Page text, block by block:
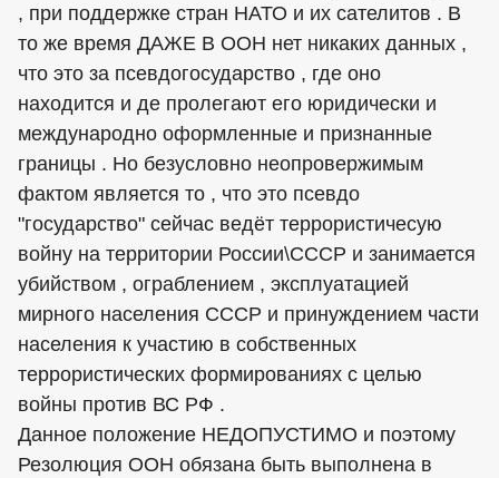
, при поддержке стран НАТО и их сателитов . В
то же время ДАЖЕ В ООН нет никаких данных ,
что это за псевдогосударство , где оно
находится и де пролегают его юридически и
международно оформленные и признанные
границы . Но безусловно неопровержимым
фактом является то , что это псевдо
"государство" сейчас ведёт террористичесую
войну на территории России\СССР и занимается
убийством , ограблением , эксплуатацией
мирного населения СССР и принуждением части
населения к участию в собственных
террористических формированиях с целью
войны против ВС РФ .
Данное положение НЕДОПУСТИМО и поэтому
Резолюция ООН обязана быть выполнена в